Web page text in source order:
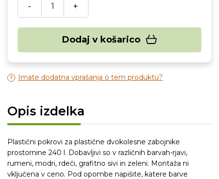
- +
Dodaj v košarico
Imate dodatna vprašanja o tem produktu?
Opis izdelka
Plastični pokrovi za plastične dvokolesne zabojnike
prostornine 240 l. Dobavljivi so v različnih barvah-rjavi,
rumeni, modri, rdeči, grafitno sivi in zeleni. Montaža ni
vključena v ceno. Pod opombe napišite, katere barve